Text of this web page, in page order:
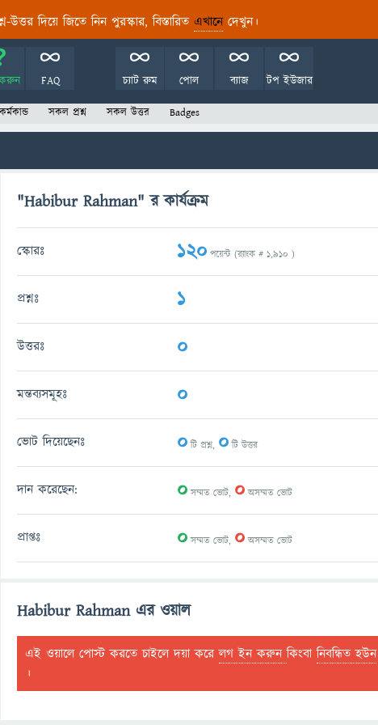
উত্তর দিয়ে জিতে নিন পুরস্কার, বিস্তারিত এখানেদেখুন।
করুন FAQ টপ ইউজার
ব্যাজ
পোল
চ্যাট রুম
সকল প্রশ্ন সকল উত্তর Badges
"Habibur Rahman" র কার্যক্রম
স্কোরঃ 120 পয়েন্ট (র‌্যাংক #1,910 )
প্রশ্নঃ 1
উত্তরঃ 0
মন্তব্যসমূহঃ 0
ভোট দিয়েছেনঃ 0টি প্রশ্ন, 0টি উত্তর
দান করেছেন: 0সম্মত ভোট, 0অসম্মত ভোট
প্রাপ্তঃ 0সম্মত ভোট, 0অসম্মত ভোট
Habibur Rahman এর ওয়াল
এই ওয়ালে পোস্ট করতে চাইলে দয়া করেলগ ইন করুনকিংবানিবন্ধিত হউন
।